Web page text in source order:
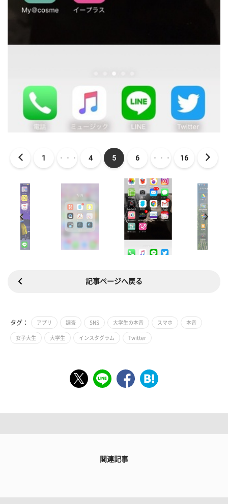
1 ・・・ 4 5 6 ・・・ 16
記事ページへ戻る
タグ： アプリ 調査 SNS 大学生の本音 スマホ 本音
女子大生 大学生 インスタグラム Twitter
関連記事